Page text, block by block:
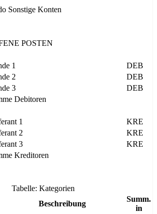
Sonstige Konten
POSTEN
1
DEB
2
DEB
3
DEB
Debitoren
1
KRE
2
KRE
3
KRE
Kreditoren
Tabelle: Kategorien
Beschreibung
Summ.
in